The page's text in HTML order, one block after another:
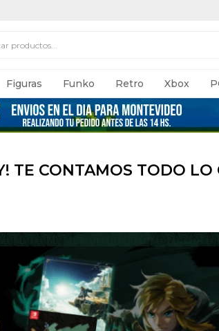
Figuras Funko Retro Xbox
TE CONTAMOS TODO